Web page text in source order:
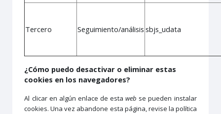
Tercero Seguimiento/análisis sbjs_udata
¿Cómo puedo desactivar o eliminar estas
cookies en los navegadores?
Al clicar en algún enlace de estaweb se pueden instalar
cookies. Una vez abandone esta página, revise la política